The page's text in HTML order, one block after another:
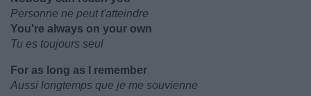
Personne ne peut t'atteindre
You're always on your own
Tu es toujours seul
For as long as I remember
Aussi longtemps que je me souvienne